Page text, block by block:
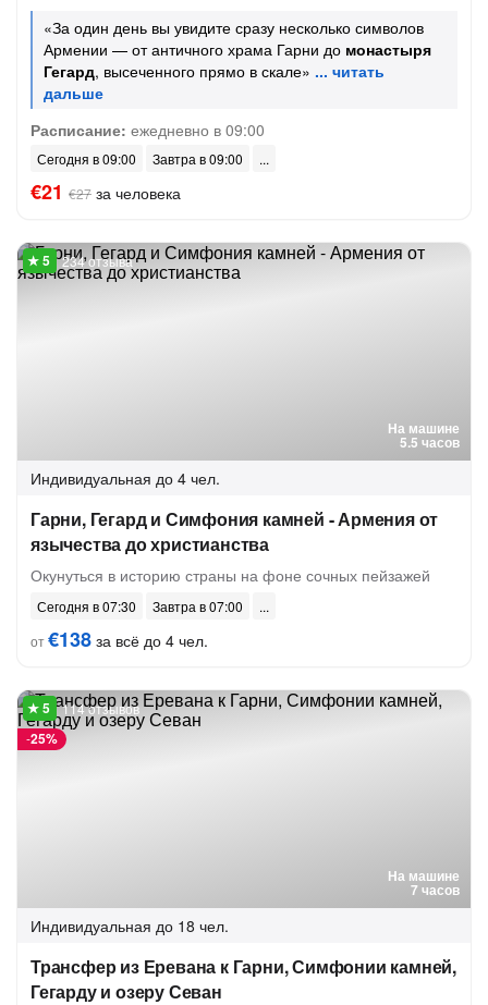
«За один день вы увидите сразу несколько символов
Армении — от античного храма Гарни до монастыря
Гегард, высеченного прямо в скале»
Расписание: ежедневно в 09:00
Сегодня в 09:00 Завтра в 09:00
€21 €27 за человека
На машине
5.5 часов
234 отзыва
Индивидуальная до 4 чел.
Гарни, Гегард и Симфония камней - Армения от
язычества до христианства
Окунуться в историю страны на фоне сочных пейзажей
Сегодня в 07:30
Завтра в 07:00
от€138 за всё до 4 чел.
На машине
7 часов
-25%
114 отзывов
Индивидуальная до 18 чел.
Трансфер из Еревана к Гарни, Симфонии камней,
Гегарду и озеру Севан